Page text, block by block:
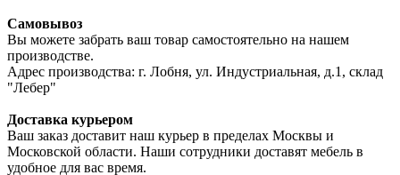
Самовывоз
Вы можете забрать ваш товар самостоятельно на нашем
производстве.
Адрес производства: г. Лобня, ул. Индустриальная, д.1, склад
"Лебер"
Доставка курьером
Ваш заказ доставит наш курьер в пределах Москвы и
Московской области. Наши сотрудники доставят мебель в
удобное для вас время.